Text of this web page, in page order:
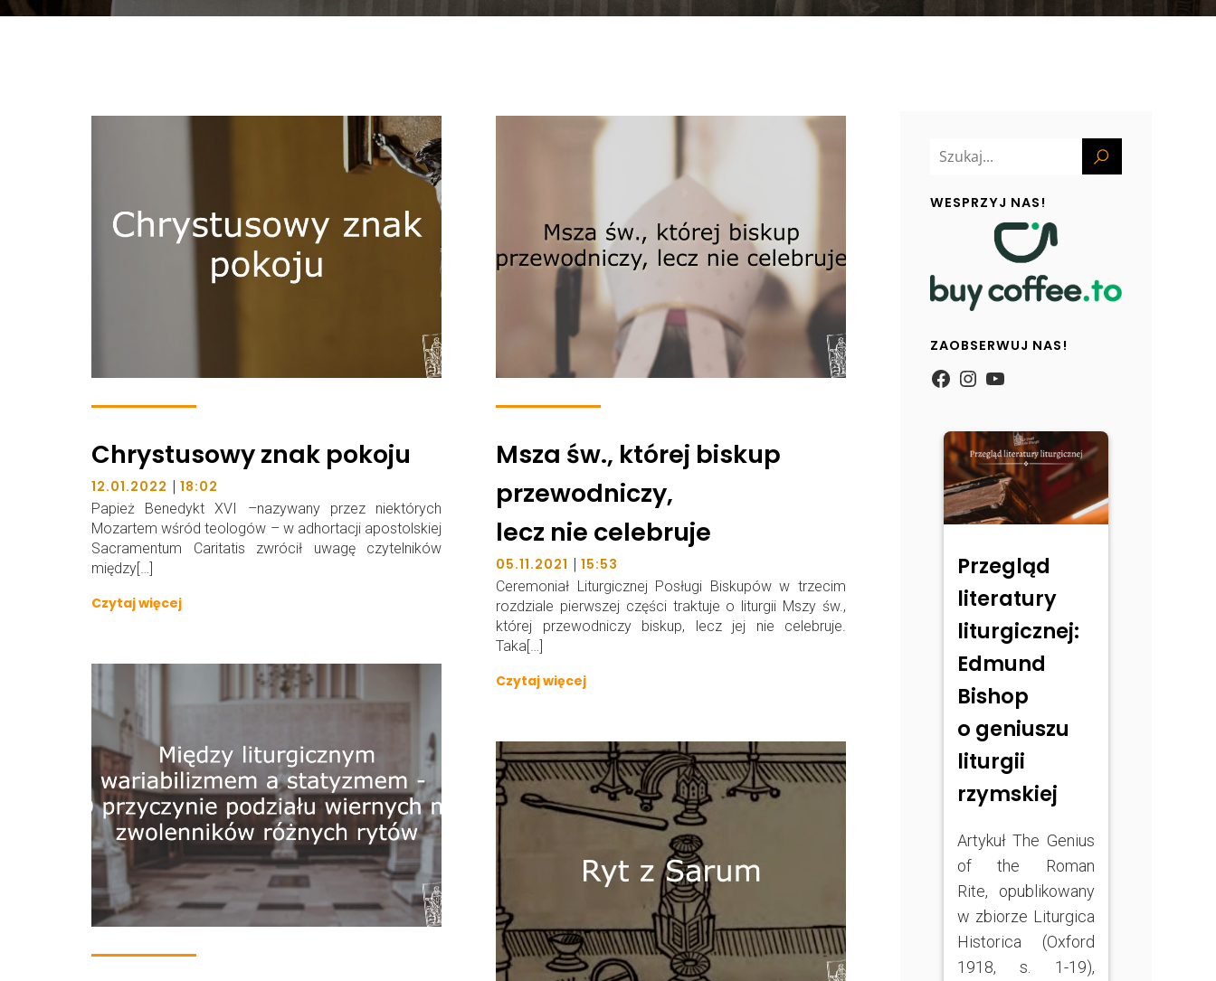
Chrystusowy znak pokoju
12.01.2022 | 18:02
Papież Benedykt XVI –nazywany przez niektórych
Mozartem wśród teologów – w adhortacji apostolskiej
Sacramentum Caritatis zwrócił uwagę czytelników
między[…]
Czytaj więcej
Msza św., której biskup
przewodniczy,
lecz nie celebruje
05.11.2021 | 15:53
Ceremoniał Liturgicznej Posługi Biskupów w trzecim
rozdziale pierwszej części traktuje o liturgii Mszy św.,
której przewodniczy biskup, lecz jej nie celebruje.
Taka[…]
Czytaj więcej
WESPRZYJ NAS!
ZAOBSERWUJ NAS!
https://
Instagram
YouTube
Przegląd
literatury
liturgicznej:
Edmund
Bishop
o geniuszu
liturgii
rzymskiej
Artykuł The Genius
of the Roman
Rite, opublikowany
w zbiorze Liturgica
Historica (Oxford
1918, s. 1-19),